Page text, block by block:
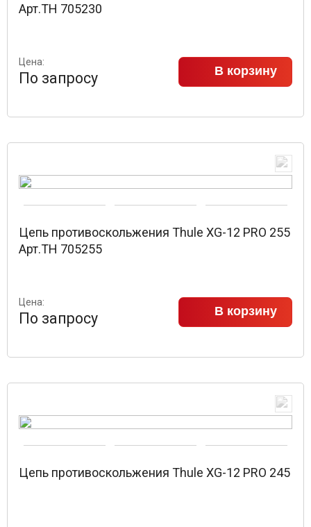
Арт.TH 705230
Цена:
По запросу В корзину
Цепь противоскольжения Thule XG-12 PRO 255
Арт.TH 705255
Цена:
По запросу В корзину
Цепь противоскольжения Thule XG-12 PRO 245